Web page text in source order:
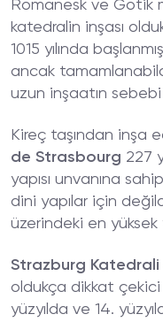
Romanesk ve Gotik
katedralin inşası
1015 yılında
ancak
uzun inşaatın
Kireç taşından inşa
de Strasbourg 227
yapısı unvanına
dini yapılar için
üzerindeki en yüksek
Strazburg Katedrali
oldukça dikkat çekici
yüzyılda ve 14.